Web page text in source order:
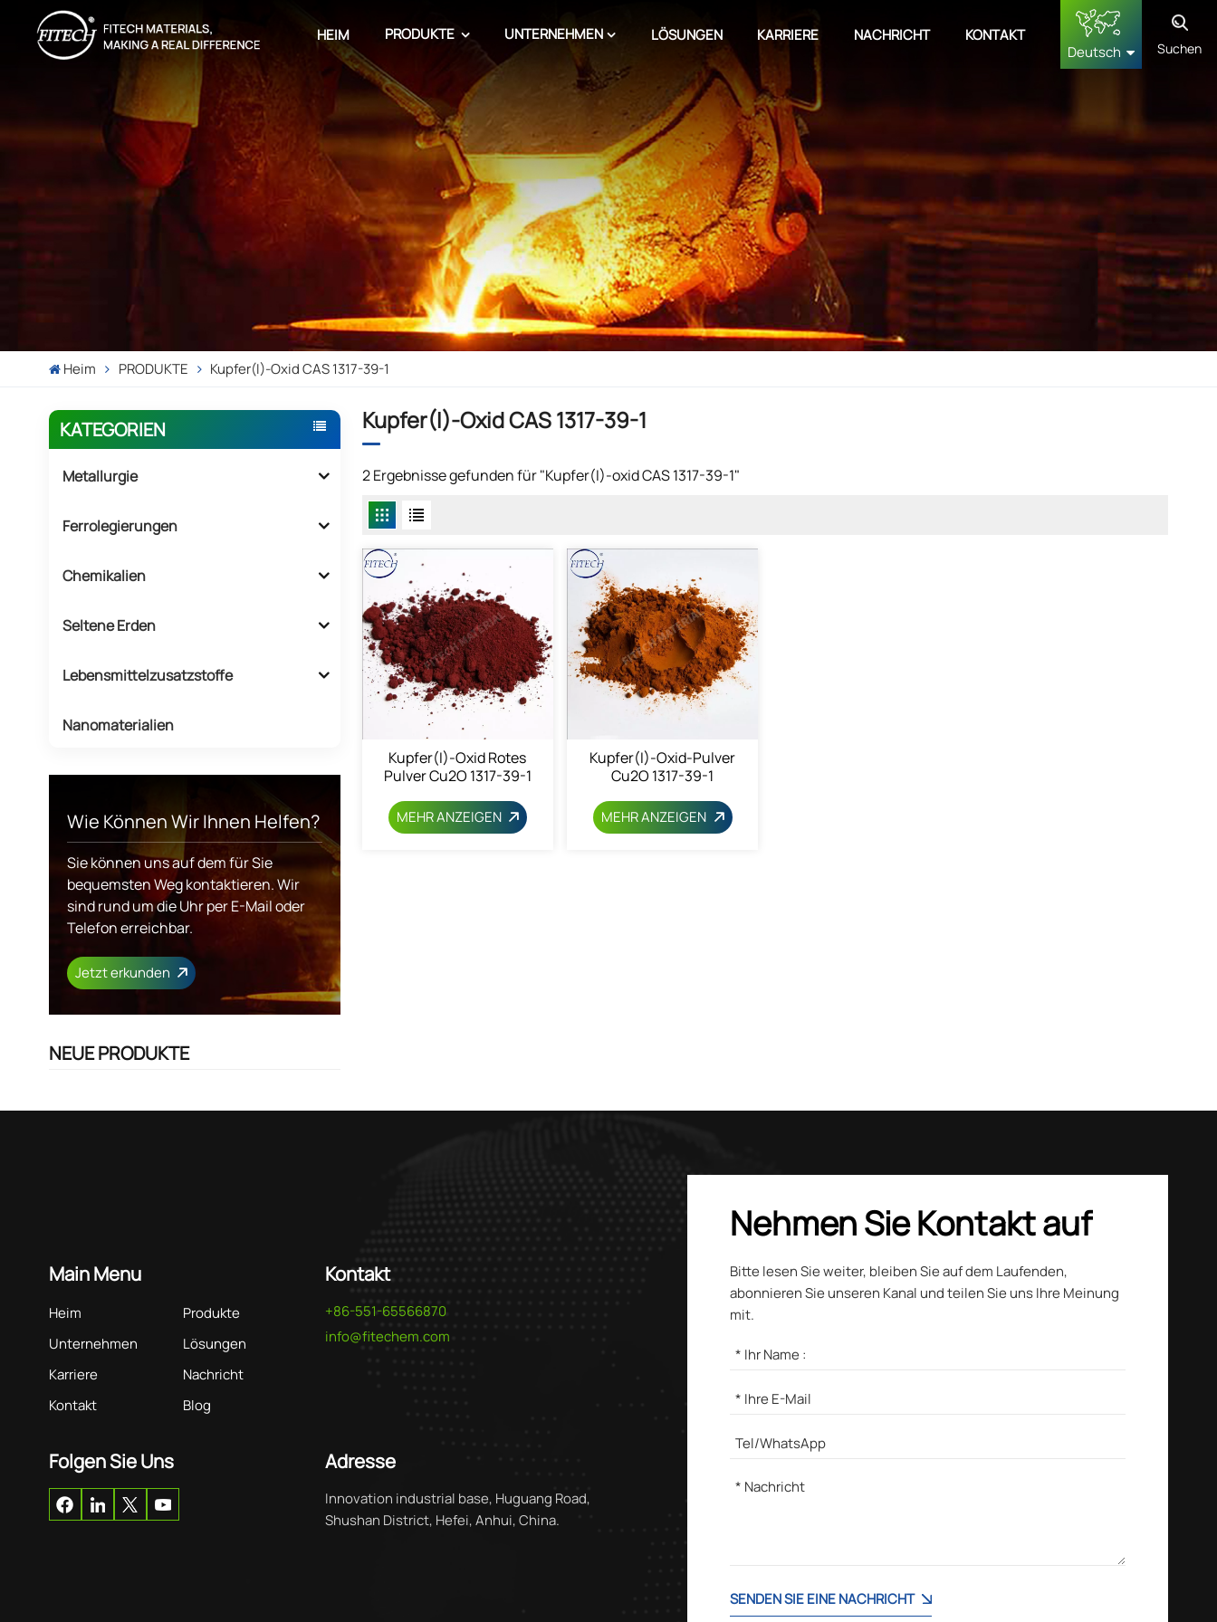
HEIM PRODUKTE UNTERNEHMEN LÖSUNGEN KARRIERE NACHRICHT
KONTAKT
Deutsch
français
Deutsch
русский
Suchen
Heim PRODUKTE Kupfer(I)-Oxid CAS 1317-39-1
KATEGORIEN
Metallurgie
Ferrolegierungen
Chemikalien
Seltene Erden
Lebensmittelzusatzstoffe
Nanomaterialien
Wie Können Wir Ihnen Helfen?
Sie können uns auf dem für Sie
bequemsten Weg kontaktieren. Wir
sind rund um die Uhr per E-Mail oder
Telefon erreichbar.
Jetzt erkunden
NEUE PRODUKTE
Kupfer(I)-Oxid CAS 1317-39-1
2 Ergebnisse gefunden für "Kupfer(I)-oxid CAS 1317-39-1"
Kupfer(I)-Oxid Rotes
Pulver Cu2O 1317-39-1
MEHR ANZEIGEN
Kupfer(I)-Oxid-Pulver
Cu2O 1317-39-1
MEHR ANZEIGEN
Main Menu
Heim
Produkte
Unternehmen
Lösungen
Karriere
Nachricht
Kontakt
Blog
Kontakt
+86-551-65566870
info@fitechem.com
Folgen Sie Uns Adresse
Innovation industrial base, Huguang Road,
Shushan District, Hefei, Anhui, China.
Nehmen Sie Kontakt auf
Bitte lesen Sie weiter, bleiben Sie auf dem Laufenden,
abonnieren Sie unseren Kanal und teilen Sie uns Ihre Meinung
mit.
SENDEN SIE EINE NACHRICHT